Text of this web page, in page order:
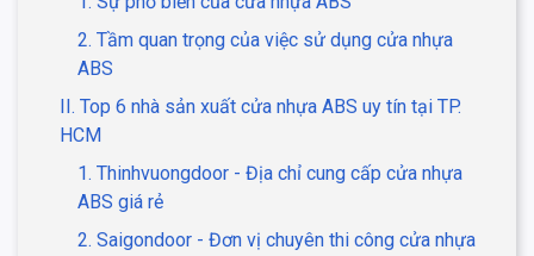
2. Tầm quan trọng của việc sử dụng cửa nhựa
ABS
II. Top 6 nhà sản xuất cửa nhựa ABS uy tín tại TP.
HCM
1. Thinhvuongdoor - Địa chỉ cung cấp cửa nhựa
ABS giá rẻ
2. Saigondoor - Đơn vị chuyên thi công cửa nhựa